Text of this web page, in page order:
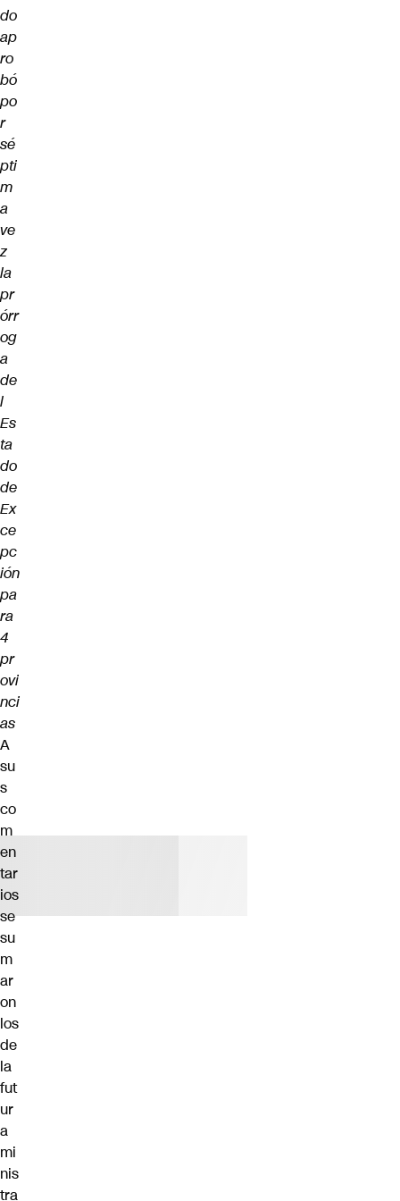
do
ap
ro
bó
po
r
sé
pti
m
a
ve
z
la
pr
órr
og
a
de
l
Es
ta
do
de
Ex
ce
pc
ión
pa
ra
4
pr
ovi
nci
as
A
su
s
co
m
en
tar
ios
se
su
m
ar
on
los
de
la
fut
ur
a
mi
nis
tra